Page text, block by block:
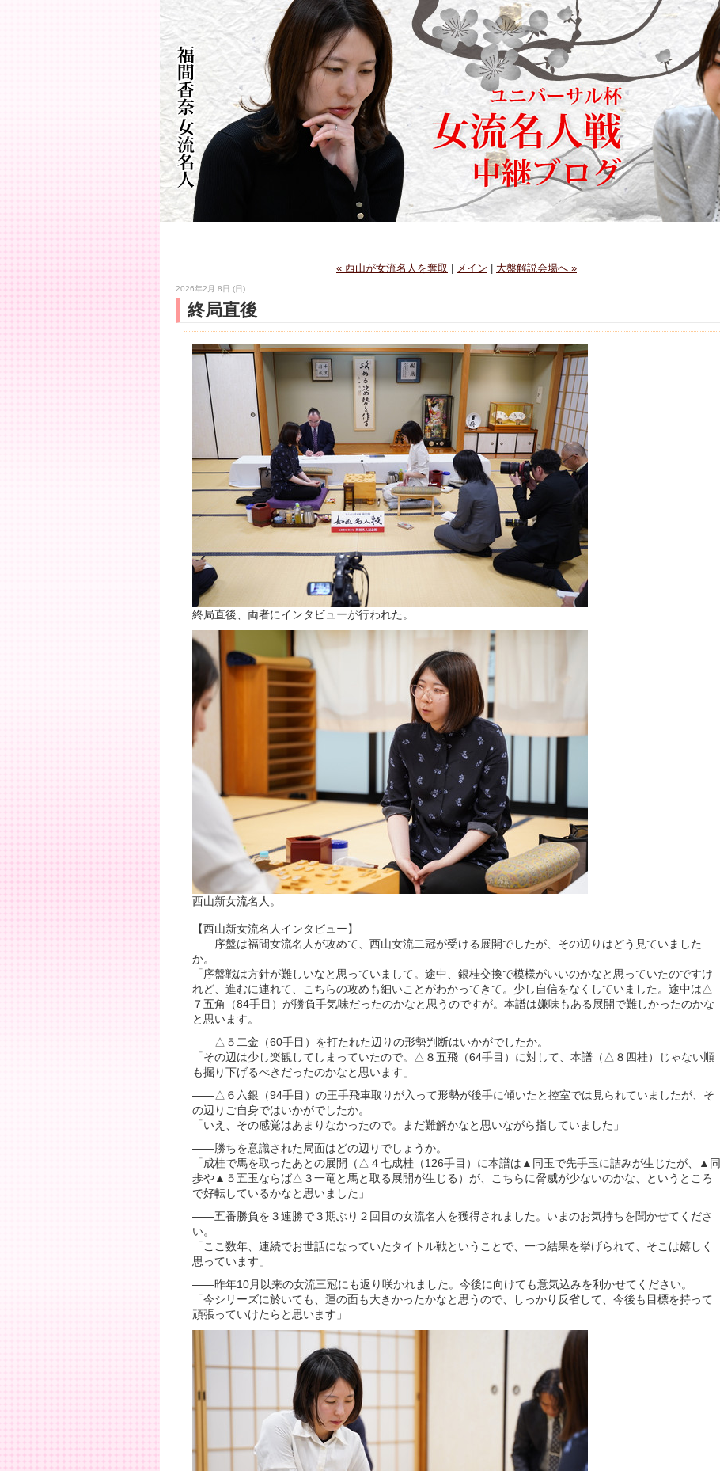
« 西山が女流名人を奪取 メイン 大盤解説会場へ »
2026年2月 8日 (日)
終局直後
終局直後、両者にインタビューが行われた。
西山新女流名人。
【西山新女流名人インタビュー】
――序盤は福間女流名人が攻めて、西山女流二冠が受ける展開でしたが、その辺りはどう見ていました
か。
「序盤戦は方針が難しいなと思っていまして。途中、銀桂交換で模様がいいのかなと思っていたのですけ
れど、進むに連れて、こちらの攻めも細いことがわかってきて。少し自信をなくしていました。途中は△
７五角（84手目）が勝負手気味だったのかなと思うのですが。本譜は嫌味もある展開で難しかったのかな
と思います。
――△５二金（60手目）を打たれた辺りの形勢判断はいかがでしたか。
「その辺は少し楽観してしまっていたので。△８五飛（64手目）に対して、本譜（△８四桂）じゃない順
も掘り下げるべきだったのかなと思います」
――△６六銀（94手目）の王手飛車取りが入って形勢が後手に傾いたと控室では見られていましたが、そ
の辺りご自身ではいかがでしたか。
「いえ、その感覚はあまりなかったので。まだ難解かなと思いながら指していました」
――勝ちを意識された局面はどの辺りでしょうか。
「成桂で馬を取ったあとの展開（△４七成桂（126手目）に本譜は▲同玉で先手玉に詰みが生じたが、▲同
歩や▲５五玉ならば△３一竜と馬と取る展開が生じる）が、こちらに脅威が少ないのかな、というところ
で好転しているかなと思いました」
――五番勝負を３連勝で３期ぶり２回目の女流名人を獲得されました。いまのお気持ちを聞かせてくださ
い。
「ここ数年、連続でお世話になっていたタイトル戦ということで、一つ結果を挙げられて、そこは嬉しく
思っています」
――昨年10月以来の女流三冠にも返り咲かれました。今後に向けても意気込みを利かせてください。
「今シリーズに於いても、運の面も大きかったかなと思うので、しっかり反省して、今後も目標を持って
頑張っていけたらと思います」